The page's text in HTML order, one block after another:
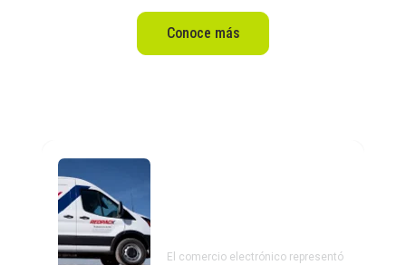
Conoce más
El comercio electrónico representó